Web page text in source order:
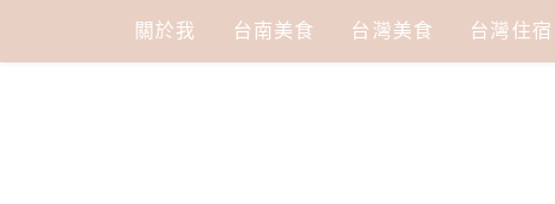
關於我 台南美食 台灣美食 台灣住宿